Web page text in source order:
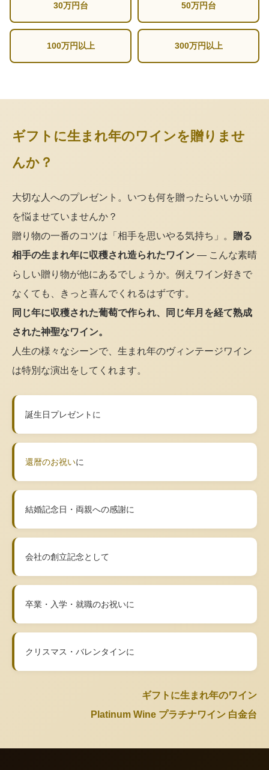
30万円台 50万円台
100万円以上 300万円以上
ギフトに生まれ年のワインを贈りませ
んか？
大切な人へのプレゼント。いつも何を贈ったらいいか頭
を悩ませていませんか？
贈り物の一番のコツは「相手を思いやる気持ち」。 贈る
相手の生まれ年に収穫され造られたワイン — こんな素晴
らしい贈り物が他にあるでしょうか。例えワイン好きで
なくても、きっと喜んでくれるはずです。
同じ年に収穫された葡萄で作られ、同じ年月を経て熟成
された神聖なワイン。
人生の様々なシーンで、生まれ年のヴィンテージワイン
は特別な演出をしてくれます。
誕生日プレゼントに
還暦のお祝いに
結婚記念日・両親への感謝に
会社の創立記念として
卒業・入学・就職のお祝いに
クリスマス・バレンタインに
ギフトに生まれ年のワイン
Platinum Wine プラチナワイン 白金台